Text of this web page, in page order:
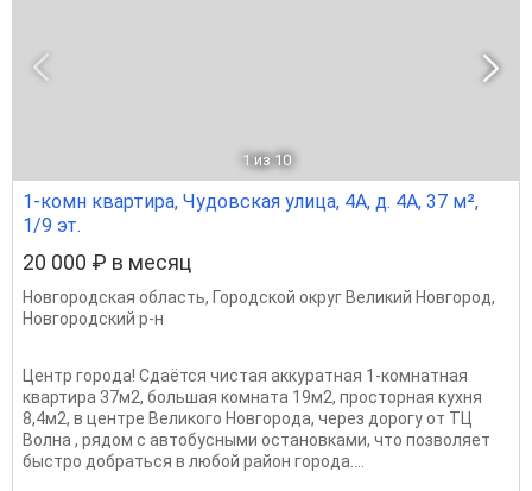
1 из 10
1-комн квартира, Чудовская улица, 4А, д. 4А, 37 м²,
1/9 эт.
20 000 ₽ в месяц
Новгородская область, Городской округ Великий Новгород,
Новгородский р-н
Центр города! Сдаётся чистая аккуратная 1-комнатная
квартира 37м2, большая комната 19м2, просторная кухня
8,4м2, в центре Великого Новгорода, через дорогу от ТЦ
Волна , рядом с автобусными остановками, что позволяет
быстро добраться в любой район города....